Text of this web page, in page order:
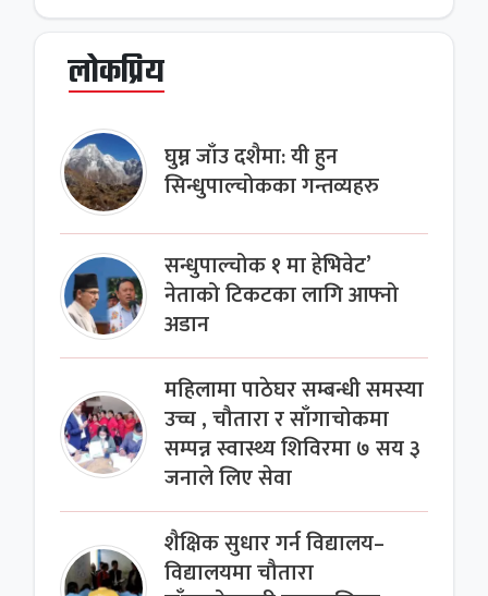
लोकप्रिय
घुम्न जाँउ दशैमा: यी हुन
सिन्धुपाल्चोकका गन्तव्यहरु
सन्धुपाल्चोक १ मा हेभिवेट’
नेताको टिकटका लागि आफ्नो
अडान
महिलामा पाठेघर सम्बन्धी समस्या
उच्च , चौतारा र साँगाचोकमा
सम्पन्न स्वास्थ्य शिविरमा ७ सय ३
जनाले लिए सेवा
शैक्षिक सुधार गर्न विद्यालय–
विद्यालयमा चौतारा